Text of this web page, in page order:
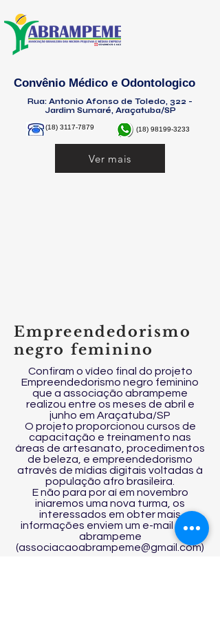
Convênio Médico e Odontologico
Rua: Antonio Afonso de Toledo, 322 -
Jardim Sumaré, Araçatuba/SP
(18) 3117-7879 (18) 98199-3233
Ver mais
Empreendedorismo
negro feminino
Confiram o vídeo final do projeto
Empreendedorismo negro feminino
que a associação abrampeme
realizou entre os meses de abril e
junho em Araçatuba/SP
O projeto proporcionou cursos de
capacitação e treinamento nas
áreas de artesanato, procedimentos
de beleza, e empreendedorismo
através de mídias digitais voltadas à
população afro brasileira.
E não para por aí em novembro
iniaremos uma nova turma, os
interessados em obter mais
informações enviem um e-mail para
abrampeme
(associacaoabrampeme@gmail.com)